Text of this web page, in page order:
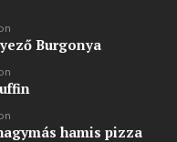
Burgonya
hamis pizza